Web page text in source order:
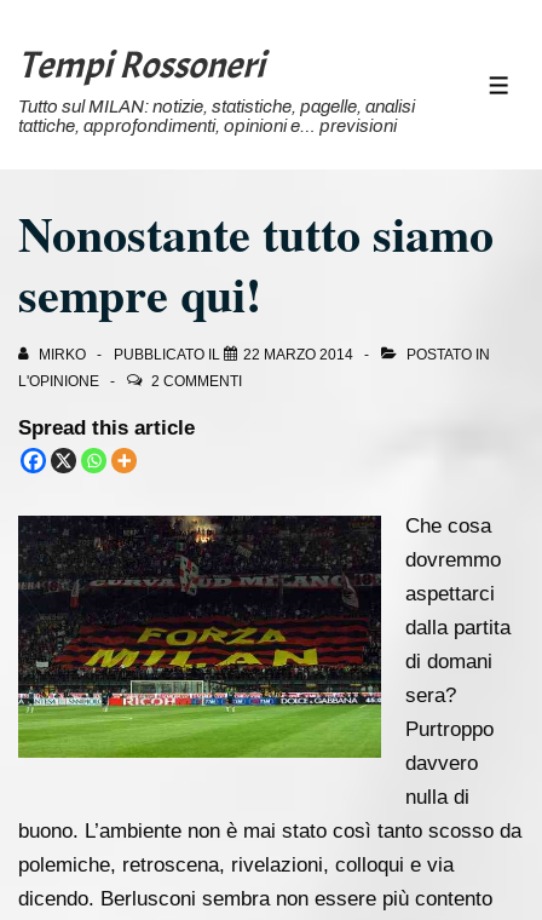
Vai
contenuto
Tempi Rossoneri
Tutto sul MILAN: notizie, statistiche, pagelle, analisi
tattiche, approfondimenti, opinioni e… previsioni
Nonostante tutto siamo
sempre qui!
MIRKO PUBBLICATO IL 22 MARZO 2014
POSTATO IN
L'OPINIONE
2 COMMENTI
Spread this article
Che cosa
dovremmo
aspettarci
dalla partita
di domani
sera?
Purtroppo
davvero
nulla di
buono. L’ambiente non è mai stato così tanto scosso da
polemiche, retroscena, rivelazioni, colloqui e via
dicendo. Berlusconi sembra non essere più contento